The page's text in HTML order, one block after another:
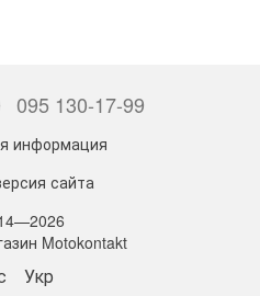
095 130-17-99
информация
сайта
Motokontakt
Укр